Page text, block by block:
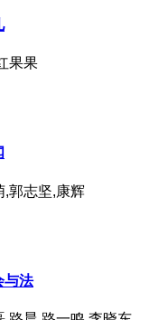
果果
,郭志坚,康辉
与法